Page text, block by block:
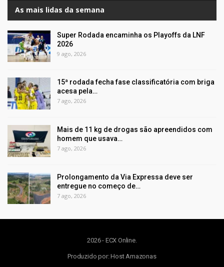
As mais lidas da semana
Super Rodada encaminha os Playoffs da LNF
2026
9 ago, 2026
15ª rodada fecha fase classificatória com briga
acesa pela…
7 ago, 2026
Mais de 11 kg de drogas são apreendidos com
homem que usava…
7 ago, 2026
Prolongamento da Via Expressa deve ser
entregue no começo de…
7 ago, 2026
2026 - ECX Online.
Produzido por:Host Amazonas